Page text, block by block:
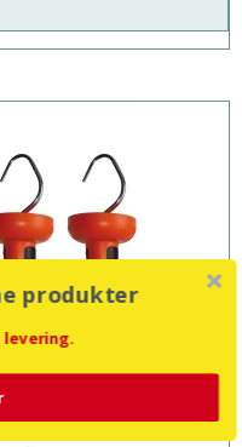
produkter
levering.